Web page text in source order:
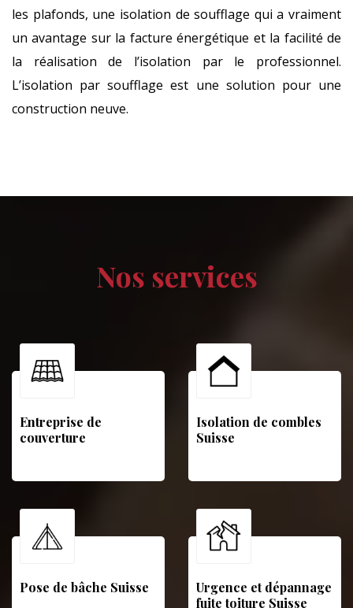
les plafonds, une isolation de soufflage qui a vraiment
un avantage sur la facture énergétique et la facilité de
la réalisation de l’isolation par le professionnel.
L’isolation par soufflage est une solution pour une
construction neuve.
Nos services
Entreprise de
couverture
Isolation de combles
Suisse
Pose de bâche Suisse
Urgence et dépannage
fuite toiture Suisse